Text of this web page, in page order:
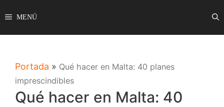
al
contenido
MENÚ
Portada » Qué hacer en Malta: 40 planes
imprescindibles
Qué hacer en Malta: 40